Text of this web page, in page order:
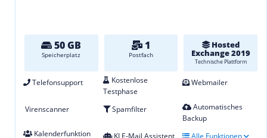
50 GB
Speicherplatz
1
Postfach
Hosted
Exchange 2019
Technische Plattform
Telefonsupport
Kostenlose
Testphase
Webmailer
Virenscanner Spamfilter
Automatisches
Backup
Kalenderfunktion